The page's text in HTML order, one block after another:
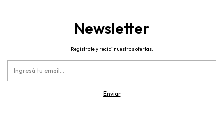
Newsletter
Registrate y recibí nuestras ofertas.